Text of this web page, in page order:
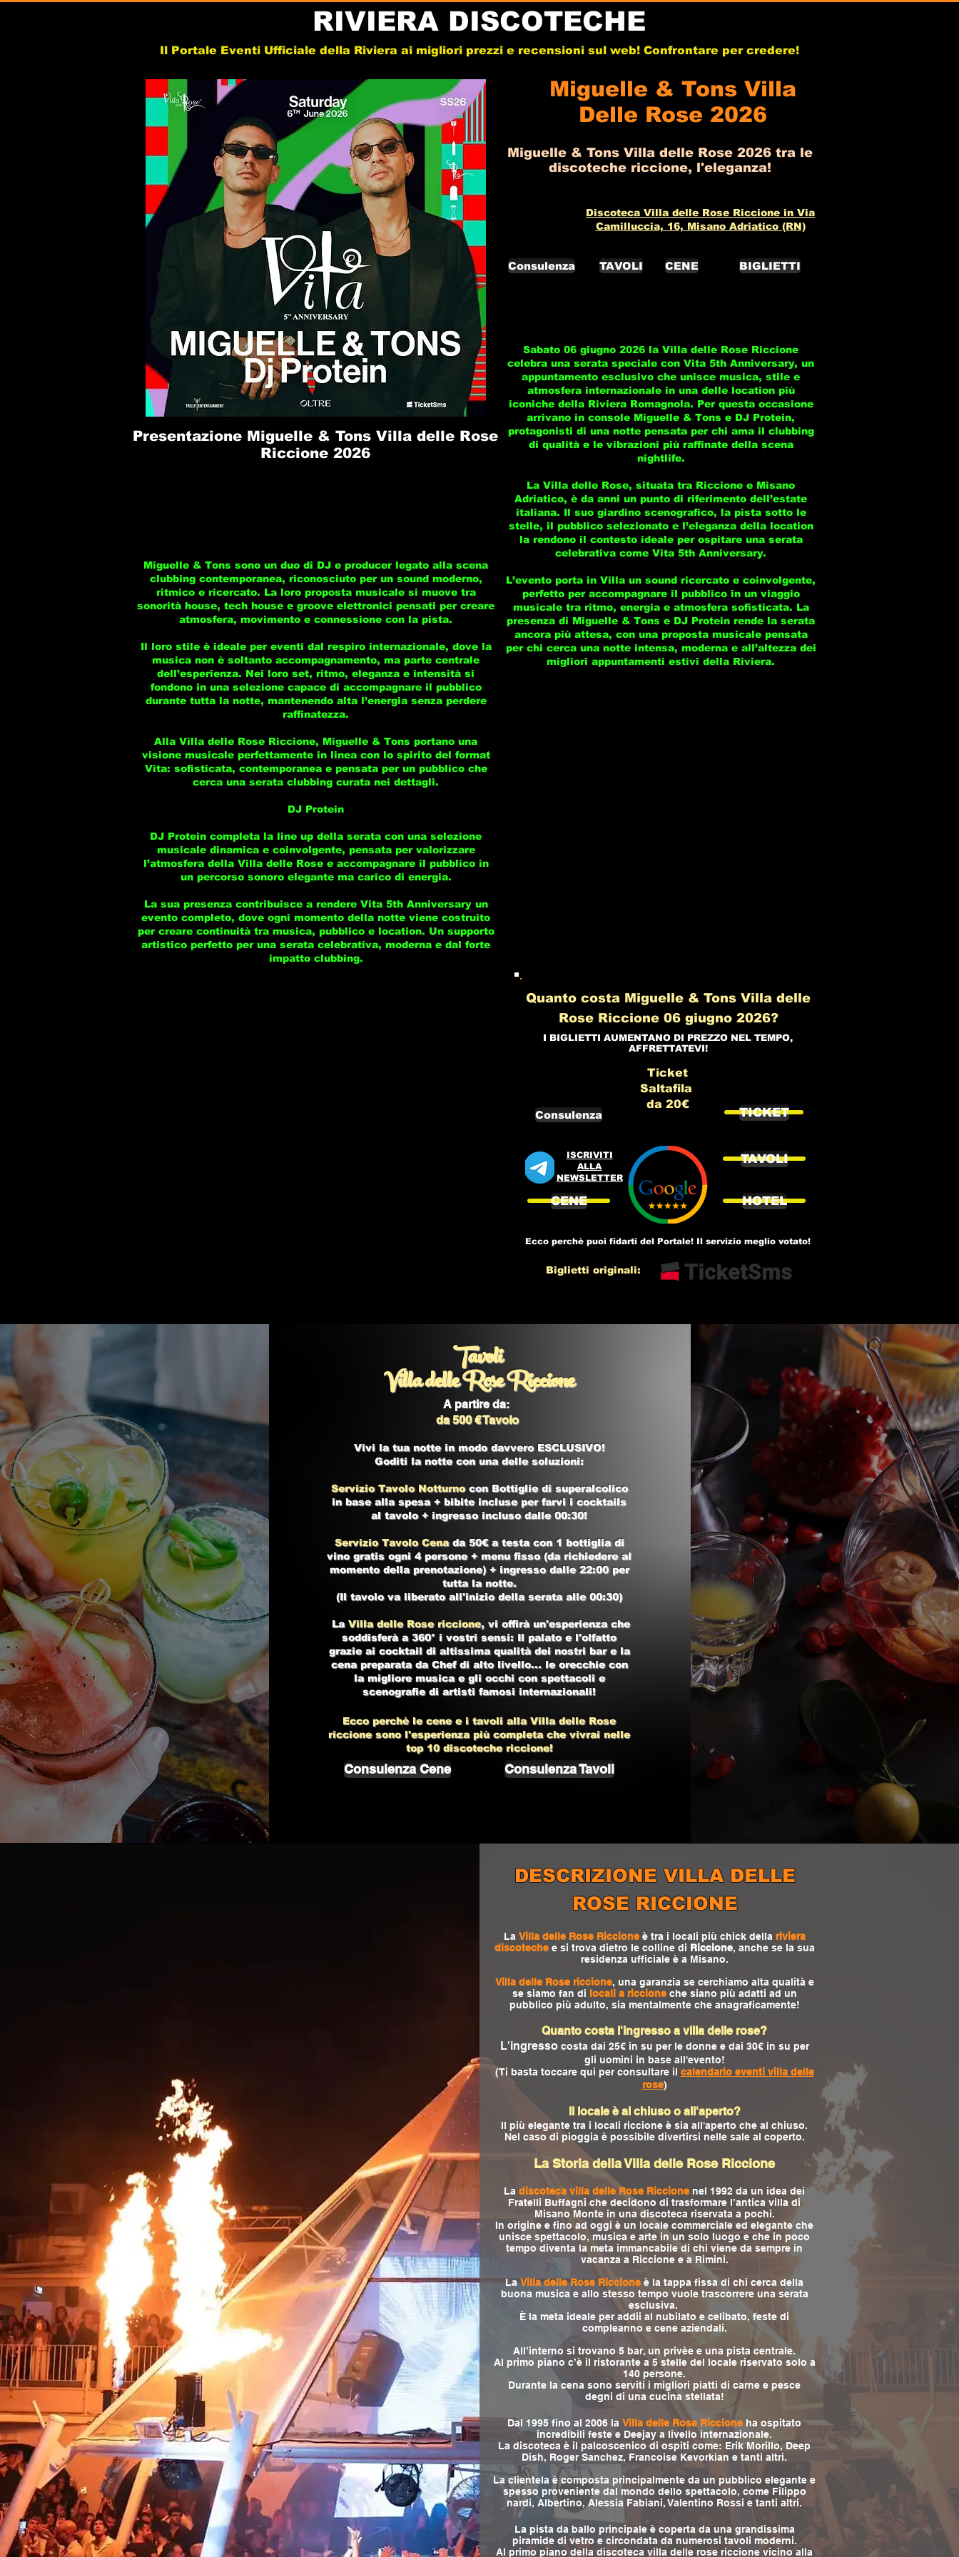
RIVIERA DISCOTECHE
Il Portale Eventi Ufficiale della Riviera ai migliori prezzi e recensioni sul web! Confrontare per credere!
Miguelle & Tons Villa
Delle Rose 2026
Miguelle & Tons Villa delle Rose 2026 tra le
discoteche riccione, l'eleganza!
Discoteca Villa delle Rose Riccione in Via
Camilluccia, 16, Misano Adriatico (RN)
BIGLIETTI
TAVOLI
Consulenza
Sabato 06 giugno 2026 la Villa delle Rose Riccione
celebra una serata speciale con Vita 5th Anniversary, un
appuntamento esclusivo che unisce musica, stile e
atmosfera internazionale in una delle location più
iconiche della Riviera Romagnola. Per questa occasione
arrivano in console Miguelle & Tons e DJ Protein,
protagonisti di una notte pensata per chi ama il clubbing
di qualità e le vibrazioni più raffinate della scena
nightlife.
La Villa delle Rose, situata tra Riccione e Misano
Adriatico, è da anni un punto di riferimento dell’estate
italiana. Il suo giardino scenografico, la pista sotto le
stelle, il pubblico selezionato e l’eleganza della location
la rendono il contesto ideale per ospitare una serata
celebrativa come Vita 5th Anniversary.
L’evento porta in Villa un sound ricercato e coinvolgente,
perfetto per accompagnare il pubblico in un viaggio
musicale tra ritmo, energia e atmosfera sofisticata. La
presenza di Miguelle & Tons e DJ Protein rende la serata
ancora più attesa, con una proposta musicale pensata
per chi cerca una notte intensa, moderna e all’altezza dei
migliori appuntamenti estivi della Riviera.
Presentazione Miguelle & Tons Villa delle Rose
Riccione 2026
Miguelle & Tons sono un duo di DJ e producer legato alla scena
clubbing contemporanea, riconosciuto per un sound moderno,
ritmico e ricercato. La loro proposta musicale si muove tra
sonorità house, tech house e groove elettronici pensati per creare
atmosfera, movimento e connessione con la pista.
Il loro stile è ideale per eventi dal respiro internazionale, dove la
musica non è soltanto accompagnamento, ma parte centrale
dell’esperienza. Nei loro set, ritmo, eleganza e intensità si
fondono in una selezione capace di accompagnare il pubblico
durante tutta la notte, mantenendo alta l’energia senza perdere
raffinatezza.
Alla Villa delle Rose Riccione, Miguelle & Tons portano una
visione musicale perfettamente in linea con lo spirito del format
Vita: sofisticata, contemporanea e pensata per un pubblico che
cerca una serata clubbing curata nei dettagli.
DJ Protein
DJ Protein completa la line up della serata con una selezione
musicale dinamica e coinvolgente, pensata per valorizzare
l’atmosfera della Villa delle Rose e accompagnare il pubblico in
un percorso sonoro elegante ma carico di energia.
La sua presenza contribuisce a rendere Vita 5th Anniversary un
evento completo, dove ogni momento della notte viene costruito
per creare continuità tra musica, pubblico e location. Un supporto
artistico perfetto per una serata celebrativa, moderna e dal forte
impatto clubbing.
CENE
Quanto costa Miguelle & Tons Villa delle
Rose Riccione 06 giugno 2026?
I BIGLIETTI AUMENTANO DI PREZZO NEL TEMPO,
AFFRETTATEVI!
Ticket
Saltafila
da 20€
Consulenza
ISCRIVITI
ALLA
NEWSLETTER
CENE
TICKET
TAVOLI
HOTEL
Ecco perchè puoi fidarti del Portale! Il servizio meglio votato!
Biglietti originali:
Tavoli
Villa delle Rose Riccione
A partire da:
da 500 € Tavolo
Vivi la tua notte in modo davvero ESCLUSIVO!
Goditi la notte con una delle soluzioni:
Servizio Tavolo Notturnocon Bottiglie di superalcolico
in base alla spesa + bibite incluse per farvi i cocktails
al tavolo + ingresso incluso dalle 00:30!
Servizio Tavolo Cenada 50€ a testa con 1 bottiglia di
vino gratis ogni 4 persone + menu fisso (da richiedere al
momento della prenotazione) + ingresso dalle 22:00 per
tutta la notte.
(Il tavolo va liberato all'inizio della serata alle 00:30)
LaVilla delle Rose riccione, vi offirà un'esperienza che
soddisferà a 360° i vostri sensi: Il palato e l'olfatto
grazie ai cocktail di altissima qualità dei nostri bar e la
cena preparata da Chef di alto livello... le orecchie con
la migliore musica e gli occhi con spettacoli e
scenografie di artisti famosi internazionali!
Ecco perchè le cene e i tavoli allaVilla delle Rose
riccionesono l'esperienza più completa che vivrai nelle
top 10 discoteche riccione!
Consulenza Cene Consulenza Tavoli
DESCRIZIONE VILLA DELLE
ROSE RICCIONE
La Villa delle Rose Riccioneè tra i locali più chick della riviera
discotechee si trova dietro le colline di Riccione, anche se la sua
residenza ufficiale è a Misano.
Villa delle Rose riccione, una garanzia se cerchiamo alta qualità e
se siamo fan di locali a riccioneche siano più adatti ad un
pubblico più adulto, sia mentalmente che anagraficamente!
Quanto costa l'ingresso a villa delle rose?
L'ingresso costa dai 25€ in su per le donne e dai 30€ in su per
gli uomini in base all'evento!
(Ti basta toccare qui per consultare il calendario eventi villa delle
rose)
Il locale è al chiuso o all'aperto?
Il più elegante tra i locali riccione è sia all'aperto che al chiuso.
Nel caso di pioggia è possibile divertirsi nelle sale al coperto.
La Storia della Villa delle Rose Riccione
La discoteca villa delle Rose Riccione nel 1992 da un idea dei
Fratelli Buffagni che decidono di trasformare l’antica villa di
Misano Monte in una discoteca riservata a pochi.
In origine e fino ad oggi è un locale commerciale ed elegante che
unisce spettacolo, musica e arte in un solo luogo e che in poco
tempo diventa la meta immancabile di chi viene da sempre in
vacanza a Riccione e a Rimini.
LaVilla delle Rose Riccione è la tappa fissa di chi cerca della
buona musica e allo stesso tempo vuole trascorrere una serata
esclusiva.
È la meta ideale per addii al nubilato e celibato, feste di
compleanno e cene aziendali.
All’interno si trovano 5 bar, un privèe e una pista centrale.
Al primo piano c’è il ristorante a 5 stelle del locale riservato solo a
140 persone.
Durante la cena sono serviti i migliori piatti di carne e pesce
degni di una cucina stellata!
Dal 1995 fino al 2006 la Villa delle Rose Riccione ha ospitato
incredibili feste e Deejay a livello internazionale.
La discoteca è il palcoscenico di ospiti come: Erik Morillo, Deep
Dish, Roger Sanchez, Francoise Kevorkian e tanti altri.
La clientela è composta principalmente da un pubblico elegante e
spesso proveniente dal mondo dello spettacolo, come Filippo
nardi, Albertino, Alessia Fabiani, Valentino Rossi e tanti altri.
La pista da ballo principale è coperta da una grandissima
piramide di vetro e circondata da numerosi tavoli moderni.
Al primo piano della discoteca villa delle rose riccione vicino alla